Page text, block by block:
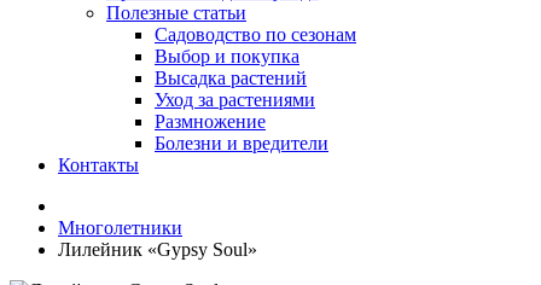
Полезные статьи
Садоводство по сезонам
Выбор и покупка
Высадка растений
Уход за растениями
Размножение
Болезни и вредители
Контакты
Многолетники
Лилейник «Gypsy Soul»